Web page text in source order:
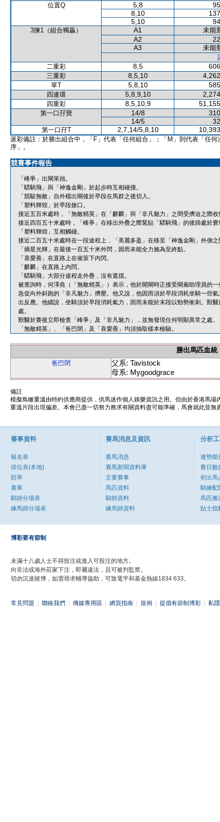
位置Q 5,8
8,10
5,10
3揀1（組合獨贏） A1
未能
A2
A3
未能
二重彩
8,5
三重彩 8,5,10
單T 5,8,10
四連環 5,8,9,10
四重彩 8,5,10,9
第一口孖寶 14/8
14/5
第一口孖T 2,7,14/5,8,10
派彩備註：於勝出組合中，「F」代表「任何組合」；「M」則代表「任何
序」。
競賽事件報告
「峰爭」出閘笨拙。
「驃騎飛」與「神逸金剛」於起步時互相碰撞。
「競駿無敵」自外檔出閘後於早段在馬群之後切入。
「塑料輝煌」於早段搶口。
接近五百米處時，「無敵精英」在「麒麟」與「非凡魅力」之間受擠迫之際
接近四百五十米處時，「峰爭」在移出外疊之際緊貼「驃騎飛」的後蹄處於
「塑料輝煌」互相觸碰。
接近二百五十米處時在一段途程上，「美麗多盈」在移至「神逸金剛」外側
「摘星光輝」在最後一百五十米外閃，因而未能全力施為至終點。
「喜愛善」在直路上在催策下內閃。
「麒麟」在直路上內閃。
「驃騎飛」大部分途程走外疊，沒有遮擋。
被查詢時，何澤堯（「無敵精英」）表示，他於開閘時正接受閘廂助理員的
急促向外斜跑的「非凡魅力」擠壓。他又說，他因而須於早段消耗坐騎一些
出反應。他續說，坐騎須於早段消耗氣力，因而未能於末段以勁勢衝刺。獸
處。
獸醫於賽後立即檢查「峰爭」及「非凡魅力」，並無發現任何明顯異常之處。
「無敵精英」、「爸巴閉」及「喜愛善」均須抽取樣本檢驗。
勝出馬匹血統
爸巴閉
父系: Tavistock
母系: Mygoodgrace
備註
模擬鳥瞰重溫由特約供應商提供，供馬迷作個人娛樂資訊之用。但由於香港馬
重溫片段出現偏差。本會已盡一切努力務求有關資料盡可能準確，馬會就此並
賽事資料
報名表
排位表(本地)
賠率
賽果
騎師分場表
練馬師分場表
賽馬消息及資訊
賽馬消息
賽馬新聞資料庫
主要賽事
馬匹資料
騎師資料
練馬師資料
分析
速勢能
賽日數
初出馬
騎練配
馬匹搬
貼士指
博彩要有節制
未滿十八歲人士不得投注或進入可投注的地方。
向非法或海外莊家下注，即屬違法，且可被判監禁。
切勿沉迷賭博，如需尋求輔導協助，可致電平和基金熱線1834 633。
常見問題 聯絡我們 傳媒專用區 網頁指南 規例 提倡有節制博彩 私